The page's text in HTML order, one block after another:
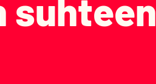
suhteen